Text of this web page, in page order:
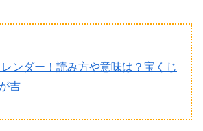
ンダー！読み方や意味は？宝くじ
吉